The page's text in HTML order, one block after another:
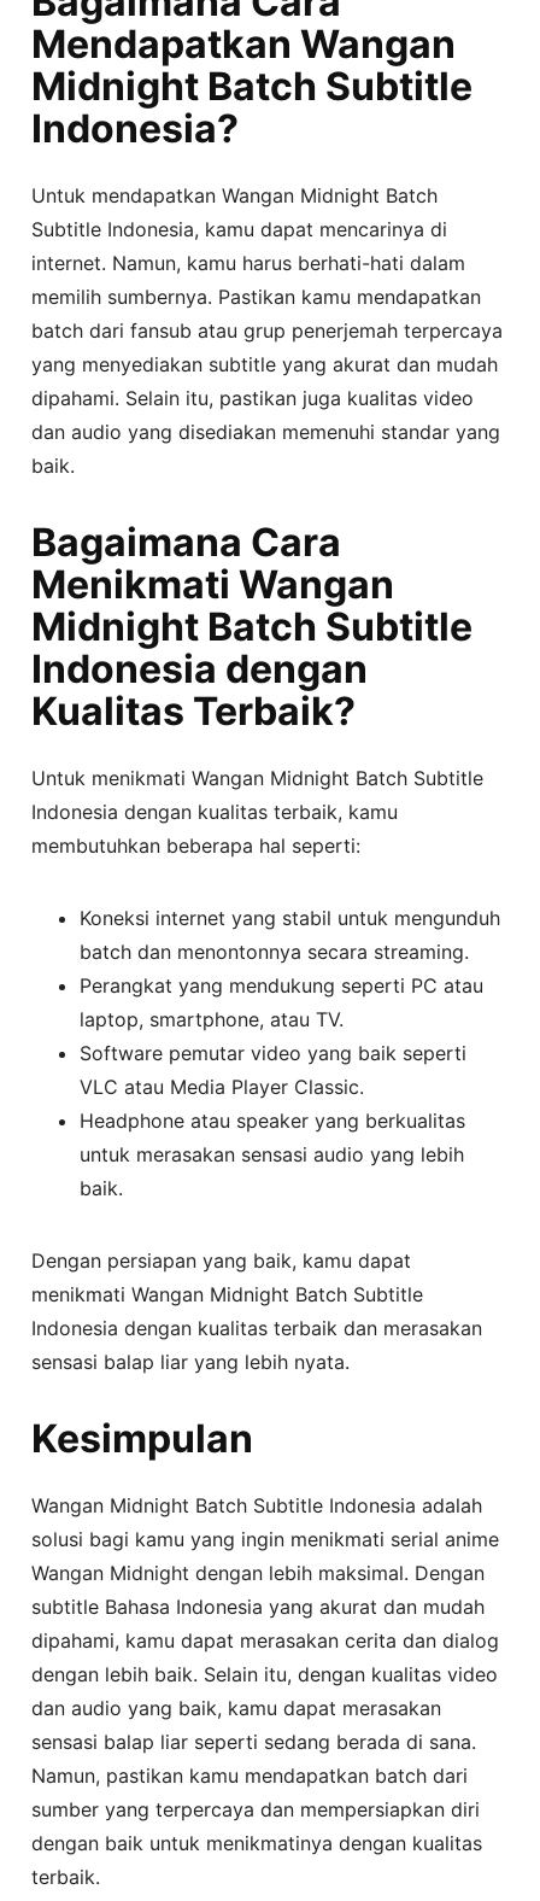
Mendapatkan Wangan
Midnight Batch Subtitle
Indonesia?
Untuk mendapatkan Wangan Midnight Batch
Subtitle Indonesia, kamu dapat mencarinya di
internet. Namun, kamu harus berhati-hati dalam
memilih sumbernya. Pastikan kamu mendapatkan
batch dari fansub atau grup penerjemah terpercaya
yang menyediakan subtitle yang akurat dan mudah
dipahami. Selain itu, pastikan juga kualitas video
dan audio yang disediakan memenuhi standar yang
baik.
Bagaimana Cara
Menikmati Wangan
Midnight Batch Subtitle
Indonesia dengan
Kualitas Terbaik?
Untuk menikmati Wangan Midnight Batch Subtitle
Indonesia dengan kualitas terbaik, kamu
membutuhkan beberapa hal seperti:
Koneksi internet yang stabil untuk mengunduh
batch dan menontonnya secara streaming.
Perangkat yang mendukung seperti PC atau
laptop, smartphone, atau TV.
Software pemutar video yang baik seperti
VLC atau Media Player Classic.
Headphone atau speaker yang berkualitas
untuk merasakan sensasi audio yang lebih
baik.
Dengan persiapan yang baik, kamu dapat
menikmati Wangan Midnight Batch Subtitle
Indonesia dengan kualitas terbaik dan merasakan
sensasi balap liar yang lebih nyata.
Kesimpulan
Wangan Midnight Batch Subtitle Indonesia adalah
solusi bagi kamu yang ingin menikmati serial anime
Wangan Midnight dengan lebih maksimal. Dengan
subtitle Bahasa Indonesia yang akurat dan mudah
dipahami, kamu dapat merasakan cerita dan dialog
dengan lebih baik. Selain itu, dengan kualitas video
dan audio yang baik, kamu dapat merasakan
sensasi balap liar seperti sedang berada di sana.
Namun, pastikan kamu mendapatkan batch dari
sumber yang terpercaya dan mempersiapkan diri
dengan baik untuk menikmatinya dengan kualitas
terbaik.